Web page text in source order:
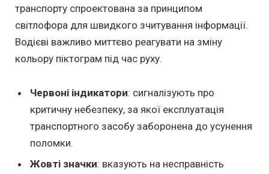
транспорту спроектована за принципом
світлофора для швидкого зчитування інформації.
Водієві важливо миттєво реагувати на зміну
кольору піктограм під час руху.
Червоні індикатори: сигналізують про
критичну небезпеку, за якої експлуатація
транспортного засобу заборонена до усунення
поломки.
Жовті значки: вказують на несправність